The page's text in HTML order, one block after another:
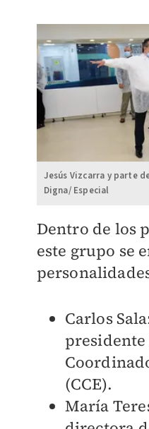
Jesús Vizcarra y parte
Digna/ Especial
Dentro de los
este grupo se
Carlos
(CCE).
María